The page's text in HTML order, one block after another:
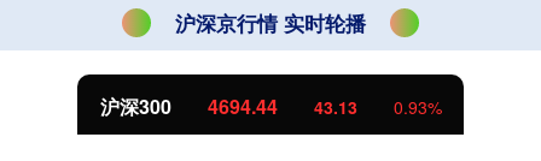
沪深京行情 实时轮播
沪深300 4694.44 43.13 0.93%